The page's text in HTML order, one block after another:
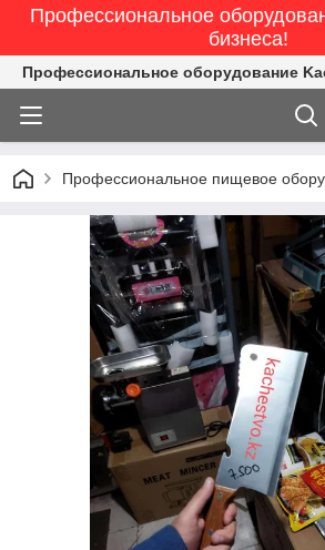
Профессиональное
бизнеса!
Профессиональное оборудование
Профессиональное пищевое